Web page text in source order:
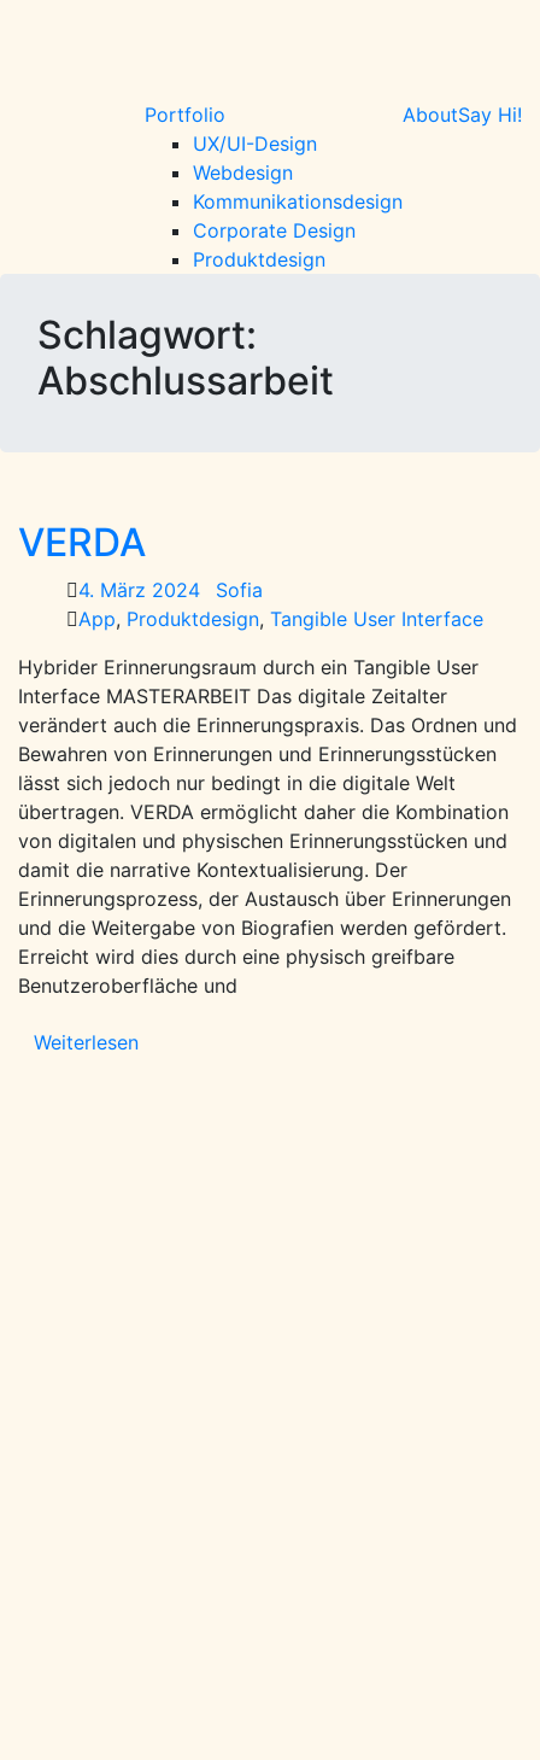
Sofia GerstlacherPortfolio
UX/UI-Design
Webdesign
Kommunikationsdesign
Corporate Design
Produktdesign
AboutSay Hi!
Schlagwort:
Abschlussarbeit
VERDA
4. März 2024
Sofia
App, Produktdesign, Tangible User Interface
Hybrider Erinnerungsraum durch ein Tangible User
Interface MASTERARBEIT Das digitale Zeitalter
verändert auch die Erinnerungspraxis. Das Ordnen und
Bewahren von Erinnerungen und Erinnerungsstücken
lässt sich jedoch nur bedingt in die digitale Welt
übertragen. VERDA ermöglicht daher die Kombination
von digitalen und physischen Erinnerungsstücken und
damit die narrative Kontextualisierung. Der
Erinnerungsprozess, der Austausch über Erinnerungen
und die Weitergabe von Biografien werden gefördert.
Erreicht wird dies durch eine physisch greifbare
Benutzeroberfläche und
Weiterlesen